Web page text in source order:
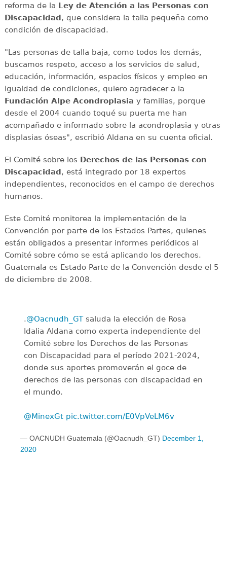
reforma de la Ley de Atención a las Personas con
Discapacidad, que considera la talla pequeña como
condición de discapacidad.
"Las personas de talla baja, como todos los demás,
buscamos respeto, acceso a los servicios de salud,
educación, información, espacios físicos y empleo en
igualdad de condiciones, quiero agradecer a la
Fundación Alpe Acondroplasia y familias, porque
desde el 2004 cuando toqué su puerta me han
acompañado e informado sobre la acondroplasia y otras
displasias óseas", escribió Aldana en su cuenta oficial.
El Comité sobre los Derechos de las Personas con
Discapacidad, está integrado por 18 expertos
independientes, reconocidos en el campo de derechos
humanos.
Este Comité monitorea la implementación de la
Convención por parte de los Estados Partes, quienes
están obligados a presentar informes periódicos al
Comité sobre cómo se está aplicando los derechos.
Guatemala es Estado Parte de la Convención desde el 5
de diciembre de 2008.
.@Oacnudh_GTsaluda la elección de Rosa
Idalia Aldana como experta independiente del
Comité sobre los Derechos de las Personas
con Discapacidad para el período 2021-2024,
donde sus aportes promoverán el goce de
derechos de las personas con discapacidad en
el mundo.
@MinexGt pic.twitter.com/E0VpVeLM6v
— OACNUDH Guatemala (@Oacnudh_GT) December 1,
2020